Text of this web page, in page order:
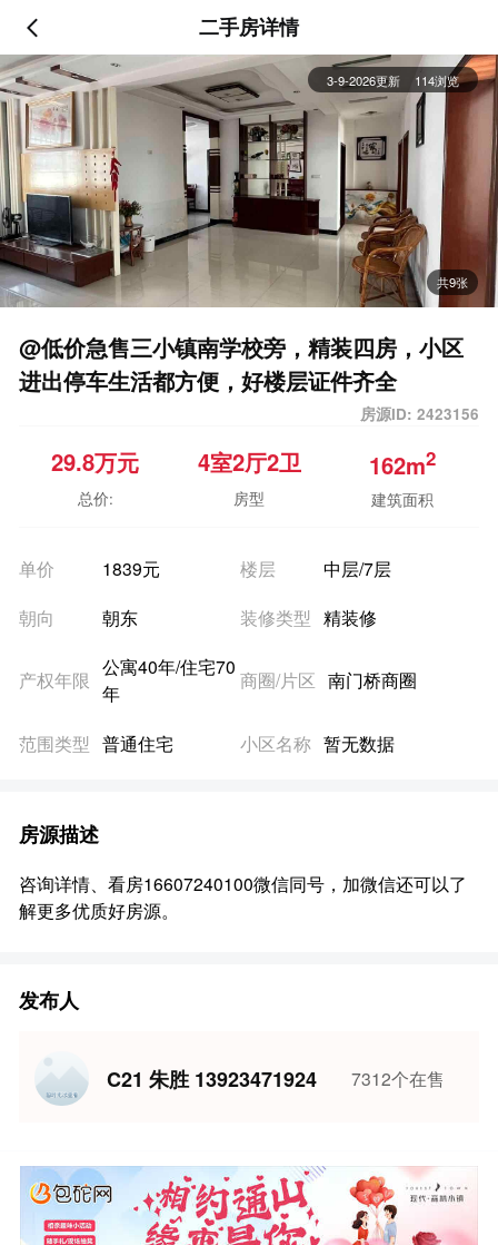
二手房详情
3-9-2026更新 114浏览
共9张
@低价急售三小镇南学校旁，精装四房，小区
进出停车生活都方便，好楼层证件齐全
房源ID: 2423156
29.8万元
总价:
4室2厅2卫
房型
162m2
建筑面积
单价 1839元 楼层 中层/7层
朝向 朝东 装修类型 精装修
产权年限
公寓40年/住宅70
年
商圈/片区 南门桥商圈
范围类型 普通住宅 小区名称 暂无数据
房源描述
咨询详情、看房16607240100微信同号，加微信还可以了
解更多优质好房源。
发布人
C21 朱胜 13923471924 7312个在售